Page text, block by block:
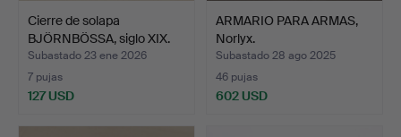
Cierre de solapa
BJÖRNBÖSSA, siglo XIX.
Subastado 23 ene 2026
7 pujas
127 USD
ARMARIO PARA ARMAS,
Norlyx.
Subastado 28 ago 2025
46 pujas
602 USD